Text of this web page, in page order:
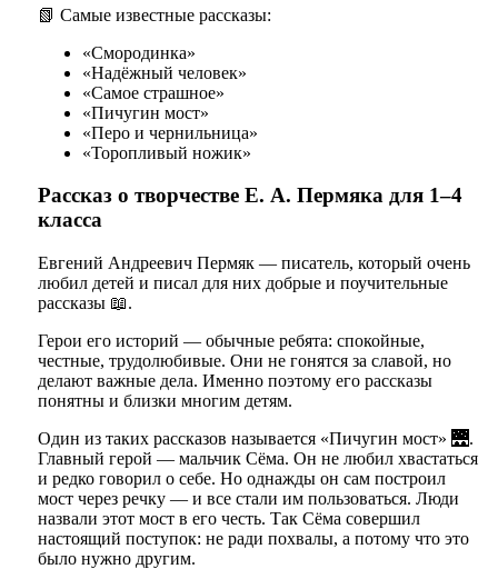
📗 Самые известные рассказы:
«Смородинка»
«Надёжный человек»
«Самое страшное»
«Пичугин мост»
«Перо и чернильница»
«Торопливый ножик»
Рассказ о творчестве Е. А. Пермяка для 1–4
класса
Евгений Андреевич Пермяк — писатель, который очень
любил детей и писал для них добрые и поучительные
рассказы 📖.
Герои его историй — обычные ребята: спокойные,
честные, трудолюбивые. Они не гонятся за славой, но
делают важные дела. Именно поэтому его рассказы
понятны и близки многим детям.
Один из таких рассказов называется «Пичугин мост» 🌉.
Главный герой — мальчик Сёма. Он не любил хвастаться
и редко говорил о себе. Но однажды он сам построил
мост через речку — и все стали им пользоваться. Люди
назвали этот мост в его честь. Так Сёма совершил
настоящий поступок: не ради похвалы, а потому что это
было нужно другим.